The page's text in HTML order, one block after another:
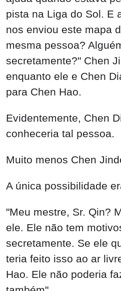
pista na Liga do Sol. E
nos enviou este mapa
mesma pessoa?
secretamente?" Chen
enquanto ele e Chen
para Chen Hao.
Evidentemente, Chen
conheceria tal pessoa.
Muito menos Chen
A única possibilidade
"Meu mestre, Sr. Qin?
ele. Ele não tem
secretamente. Se ele
teria feito isso ao ar
Hao. Ele não poderia